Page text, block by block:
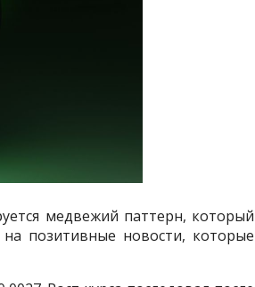
медвежий паттерн, который
позитивные новости, которые